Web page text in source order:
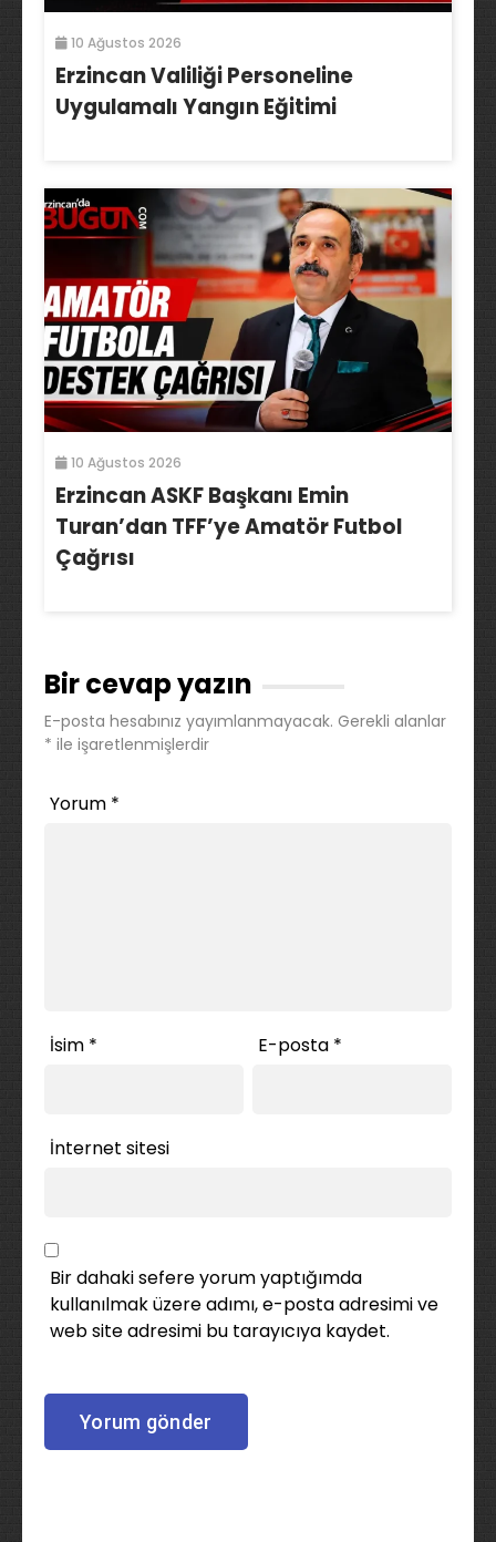
10 Ağustos 2026
Erzincan Valiliği Personeline
Uygulamalı Yangın Eğitimi
10 Ağustos 2026
Erzincan ASKF Başkanı Emin
Turan’dan TFF’ye Amatör Futbol
Çağrısı
Bir cevap yazın
E-posta hesabınız yayımlanmayacak. Gerekli alanlar
* ile işaretlenmişlerdir
Yorum *
İsim * E-posta *
İnternet sitesi
Bir dahaki sefere yorum yaptığımda
kullanılmak üzere adımı, e-posta adresimi ve
web site adresimi bu tarayıcıya kaydet.